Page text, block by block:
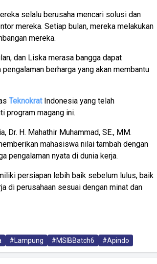
selalu berusaha mencari solusi dan
mereka. Setiap bulan, mereka melakukan
mereka.
dan Liska merasa bangga dapat
berharga yang akan membantu
TeknokratIndonesia yang telah
program magang ini.
Dr. H. Mahathir Muhammad, SE., MM.
mahasiswa nilai tambah dengan
pengalaman nyata di dunia kerja.
persiapan lebih baik sebelum lulus, baik
di perusahaan sesuai dengan minat dan
#Lampung #MSIBBatch6 #Apindo